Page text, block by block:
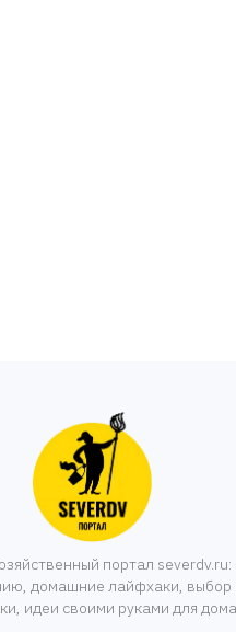
портал severdv.ru:
домашние лайфхаки, выбор
идеи своими руками для